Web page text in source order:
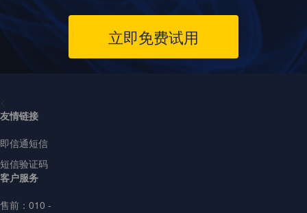
立即免费试用
<
友情链接
即信通短信
短信验证码
客户服务
售前： 010 -